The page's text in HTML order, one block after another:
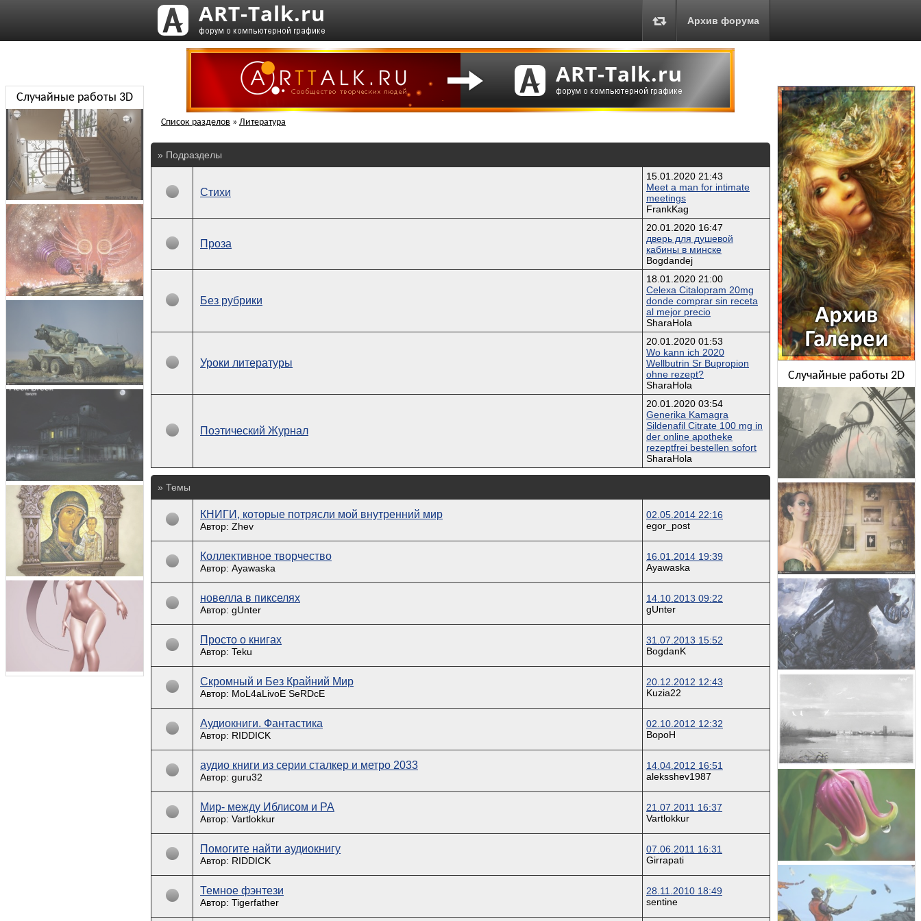
Архив форума
Список разделов » Литература
» Подразделы
Стихи
15.01.2020 21:43
Meet a man for intimate
meetings
FrankKag
Проза
20.01.2020 16:47
дверь для душевой
кабины в минске
Bogdandej
Без рубрики
18.01.2020 21:00
Celexa Citalopram 20mg
donde comprar sin receta
al mejor precio
SharaHola
Уроки литературы
20.01.2020 01:53
Wo kann ich 2020
Wellbutrin Sr Bupropion
ohne rezept?
SharaHola
Поэтический Журнал
20.01.2020 03:54
Generika Kamagra
Sildenafil Citrate 100 mg in
der online apotheke
rezeptfrei bestellen sofort
SharaHola
» Темы
КНИГИ, которые потрясли мой внутренний мир
Автор: Zhev
02.05.2014 22:16
egor_post
Коллективное творчество
Автор: Ayawaska
16.01.2014 19:39
Ayawaska
новелла в пикселях
Автор: gUnter
14.10.2013 09:22
gUnter
Просто о книгах
Автор: Teku
31.07.2013 15:52
BogdanK
Скромный и Без Крайний Мир
Автор: MoL4aLivoE SeRDcE
20.12.2012 12:43
Kuzia22
Аудиокниги. Фантастика
Автор: RIDDICK
02.10.2012 12:32
BopoH
аудио книги из серии сталкер и метро 2033
Автор: guru32
14.04.2012 16:51
aleksshev1987
Мир- между Иблисом и РА
Автор: Vartlokkur
21.07.2011 16:37
Vartlokkur
Помогите найти аудиокнигу
Автор: RIDDICK
07.06.2011 16:31
Girrapati
Темное фэнтези
Автор: Tigerfather
28.11.2010 18:49
sentine
Случайные работы 3D
Случайные работы 2D